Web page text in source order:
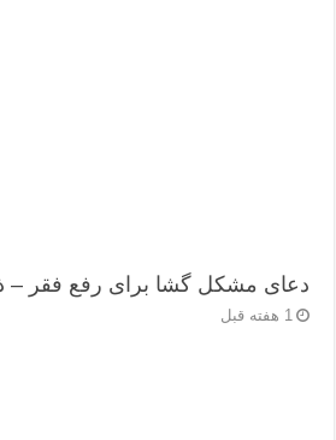
دعای مشکل گشا برای رفع فقر
1 هفته قبل